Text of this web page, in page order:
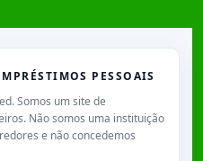
PESSOAIS
Somos um site de
Não somos uma instituição
e não concedemos